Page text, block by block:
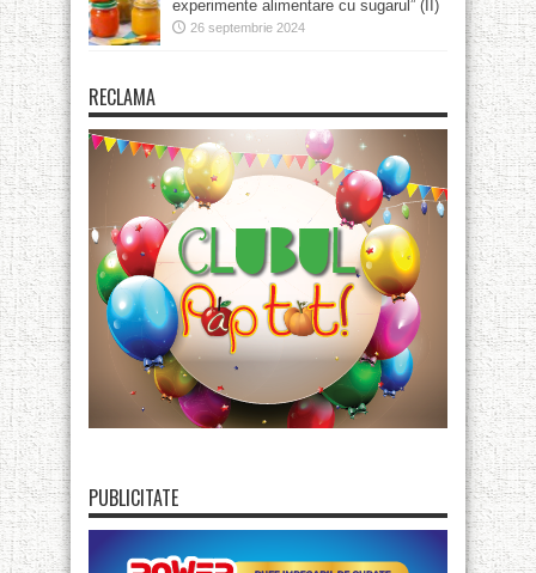
experimente alimentare cu sugarul” (II)
26 septembrie 2024
RECLAMA
PUBLICITATE